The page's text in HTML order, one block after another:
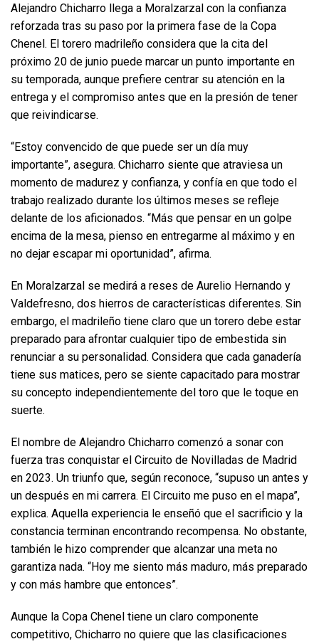
Alejandro Chicharro llega a Moralzarzal con la confianza
reforzada tras su paso por la primera fase de la Copa
Chenel. El torero madrileño considera que la cita del
próximo 20 de junio puede marcar un punto importante en
su temporada, aunque prefiere centrar su atención en la
entrega y el compromiso antes que en la presión de tener
que reivindicarse.
“Estoy convencido de que puede ser un día muy
importante”, asegura. Chicharro siente que atraviesa un
momento de madurez y confianza, y confía en que todo el
trabajo realizado durante los últimos meses se refleje
delante de los aficionados. “Más que pensar en un golpe
encima de la mesa, pienso en entregarme al máximo y en
no dejar escapar mi oportunidad”, afirma.
En Moralzarzal se medirá a reses de Aurelio Hernando y
Valdefresno, dos hierros de características diferentes. Sin
embargo, el madrileño tiene claro que un torero debe estar
preparado para afrontar cualquier tipo de embestida sin
renunciar a su personalidad. Considera que cada ganadería
tiene sus matices, pero se siente capacitado para mostrar
su concepto independientemente del toro que le toque en
suerte.
El nombre de Alejandro Chicharro comenzó a sonar con
fuerza tras conquistar el Circuito de Novilladas de Madrid
en 2023. Un triunfo que, según reconoce, “supuso un antes y
un después en mi carrera. El Circuito me puso en el mapa”,
explica. Aquella experiencia le enseñó que el sacrificio y la
constancia terminan encontrando recompensa. No obstante,
también le hizo comprender que alcanzar una meta no
garantiza nada. “Hoy me siento más maduro, más preparado
y con más hambre que entonces”.
Aunque la Copa Chenel tiene un claro componente
competitivo, Chicharro no quiere que las clasificaciones